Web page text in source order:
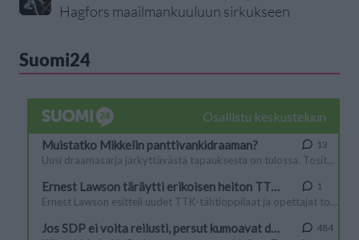
Hagfors maailmankuuluun sirkukseen
Suomi24